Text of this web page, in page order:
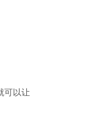
可以让